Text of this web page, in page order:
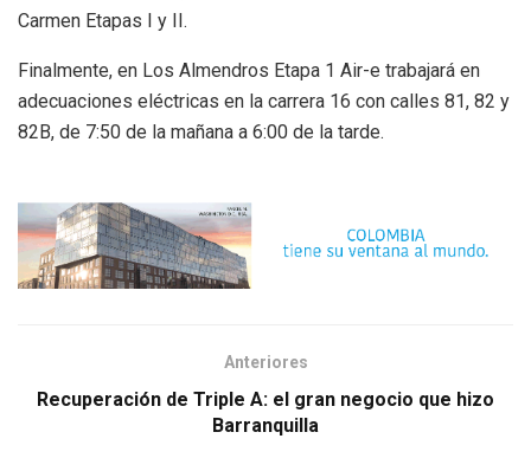
Carmen Etapas I y II.
Finalmente, en Los Almendros Etapa 1 Air-e trabajará en
adecuaciones eléctricas en la carrera 16 con calles 81, 82 y
82B, de 7:50 de la mañana a 6:00 de la tarde.
Anteriores
Recuperación de Triple A: el gran negocio que hizo
Barranquilla